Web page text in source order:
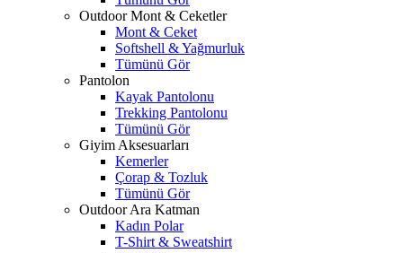
Outdoor Mont & Ceketler
Mont & Ceket
Softshell & Yağmurluk
Tümünü Gör
Pantolon
Kayak Pantolonu
Trekking Pantolonu
Tümünü Gör
Giyim Aksesuarları
Kemerler
Çorap & Tozluk
Tümünü Gör
Outdoor Ara Katman
Kadın Polar
T-Shirt & Sweatshirt